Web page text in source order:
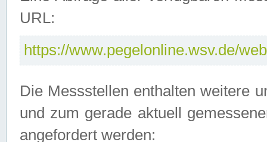
URL:
https://www.pegelonline.wsv.de/
Die Messstellen enthalten weitere
und zum gerade aktuell
angefordert werden: